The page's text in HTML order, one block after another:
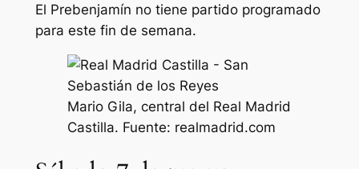
El Prebenjamín no tiene partido programado
para este fin de semana.
Mario Gila, central del Real Madrid
Castilla. Fuente: realmadrid.com